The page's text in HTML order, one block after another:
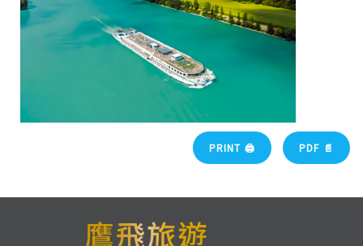
PRINT 🖨 PDF 📄